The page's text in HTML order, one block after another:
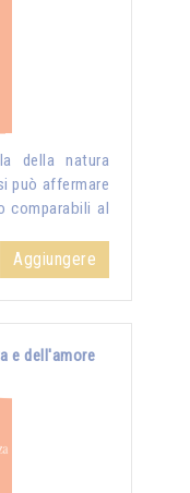
della natura
può affermare
comparabili al
Aggiungere
e dell'amore